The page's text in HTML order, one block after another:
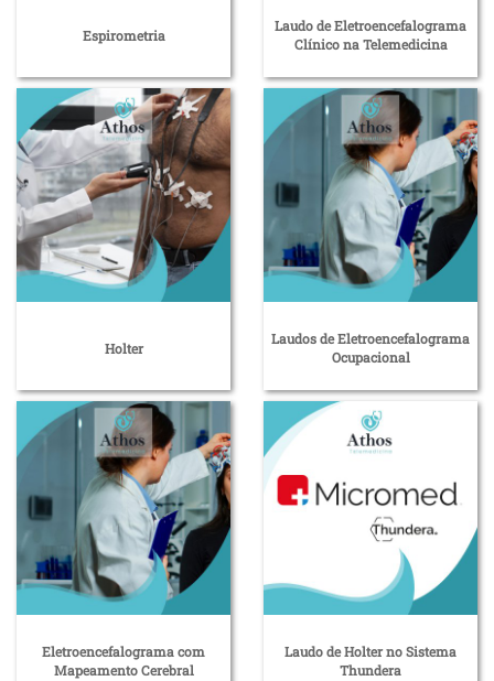
Espirometria
Laudo de Eletroencefalograma
Clínico na Telemedicina
Holter
Laudos de Eletroencefalograma
Ocupacional
Eletroencefalograma com
Mapeamento Cerebral
Laudo de Holter no Sistema
Thundera